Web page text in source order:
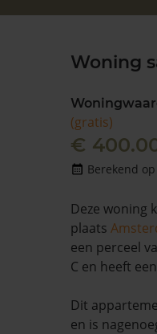
Woning
(gratis)
€
Berekend
Deze woning
plaats
een perceel
C en heeft
Dit
en is